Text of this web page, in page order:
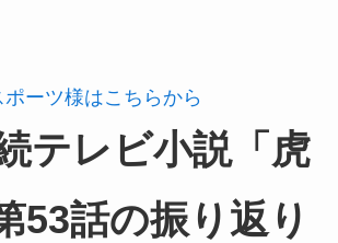
ーツ様はこちらから
テレビ小説「虎
53話の振り返り